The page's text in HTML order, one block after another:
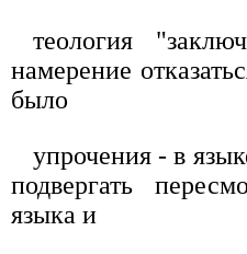
теология
намерение
было
упрочения - в
подвергать
языка и